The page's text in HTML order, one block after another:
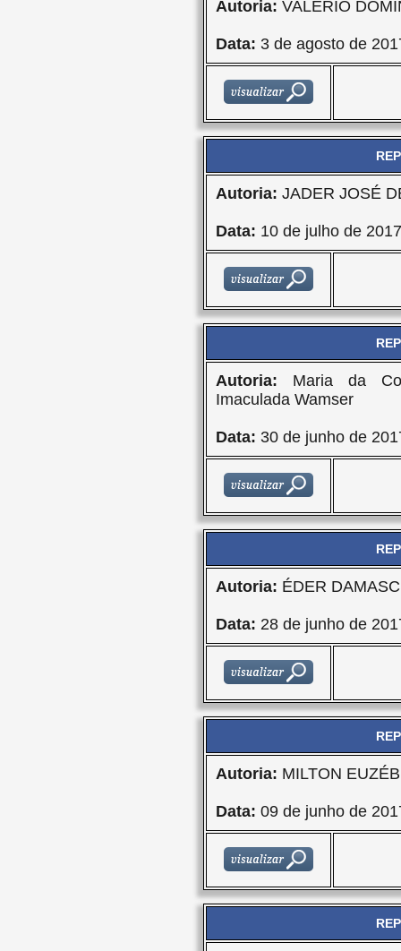
Autoria: VALÉRIO
Data: 3 de agosto de
Autoria: JADER JOSÉ
Data: 10 de julho de 2017
Autoria: Maria da
Imaculada Wamser
Data: 30 de junho de
Autoria: ÉDER
Data: 28 de junho de
Autoria: MILTON
Data: 09 de junho de